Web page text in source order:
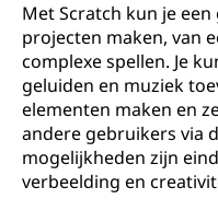
Met Scratch kun je
projecten maken, van
complexe spellen. Je
geluiden en muziek
elementen maken en
andere gebruikers via
mogelijkheden zijn
verbeelding en